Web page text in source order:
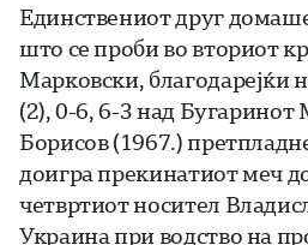
Единствениот друг
што се проби во вториот
Марковски, благодарејќи
(2), 0-6, 6-3 над
Борисов (1967.)
доигра прекинатиот меч
четвртиот носител
Украина при водство на